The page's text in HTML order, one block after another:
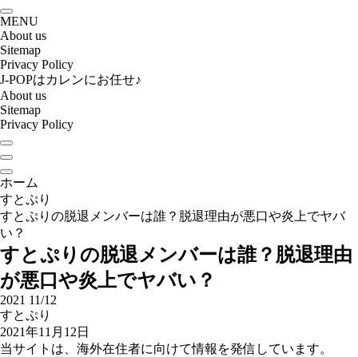
MENU
About us
Sitemap
Privacy Policy
J-POPはカレンにお任せ♪
About us
Sitemap
Privacy Policy
ホーム
すとぷり
すとぷりの脱退メンバーは誰？脱退理由が悪口や炎上でヤバ
い？
すとぷりの脱退メンバーは誰？脱退理由
が悪口や炎上でヤバい？
2021 11/12
すとぷり
2021年11月12日
当サイトは、海外在住者に向けて情報を発信しています。